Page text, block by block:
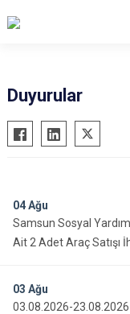
19 Mayıs
Alaçam
Ayvacık
Bafra
Çarşamba
Kavak
Duyurular
04Ağu
Samsun Sosyal
Ait 2 Adet Araç Satışı
03 Ağu
03.08.2026-